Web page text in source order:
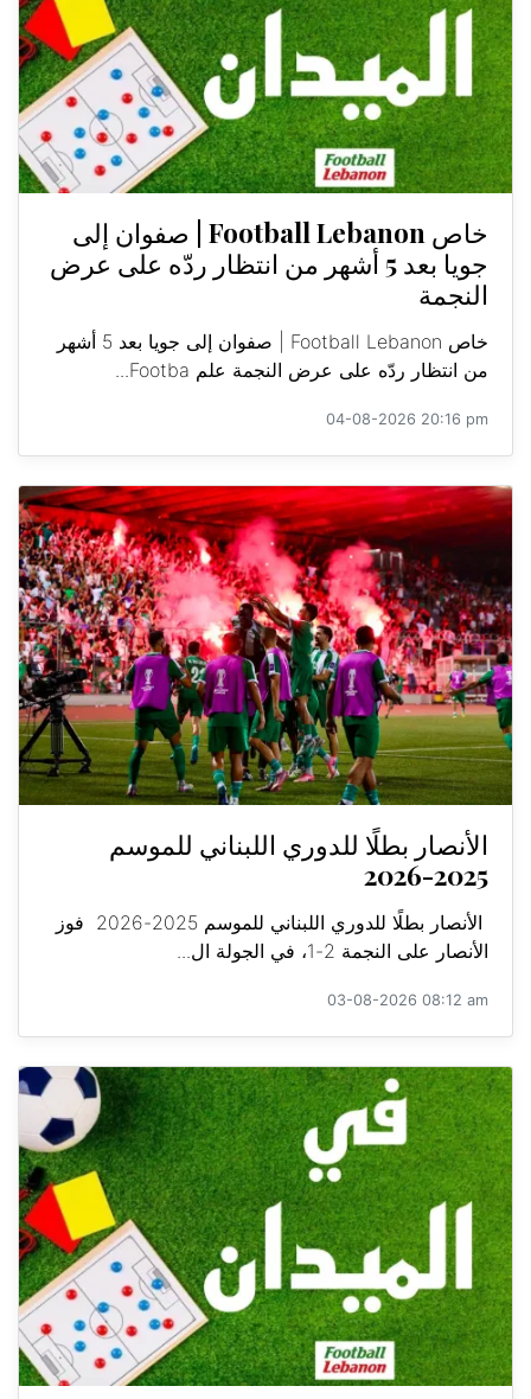
خاص Football Lebanon | صفوان إلى
جويا بعد 5 أشهر من انتظار ردّه على عرض
النجمة
خاص Football Lebanon | صفوان إلى جويا بعد 5 أشهر
من انتظار ردّه على عرض النجمة علم Footba...
04-08-2026 20:16 pm
الأنصار بطلًا للدوري اللبناني للموسم
2025-2026
الأنصار بطلًا للدوري اللبناني للموسم 2025-2026 فوز
الأنصار على النجمة 2-1، في الجولة ال...
03-08-2026 08:12 am